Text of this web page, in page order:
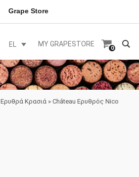
Grape Store
EL MY GRAPESTORE
0
Ερυθρά Κρασιά » Château Ερυθρός Nico